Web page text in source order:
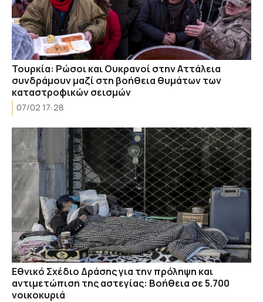
Τουρκία: Ρώσοι και Ουκρανοί στην Αττάλεια
συνδράμουν μαζί στη βοήθεια θυμάτων των
καταστροφικών σεισμών
07/02 17:28
Εθνικό Σχέδιο Δράσης για την πρόληψη και
αντιμετώπιση της αστεγίας: Βοήθεια σε 5.700
νοικοκυριά